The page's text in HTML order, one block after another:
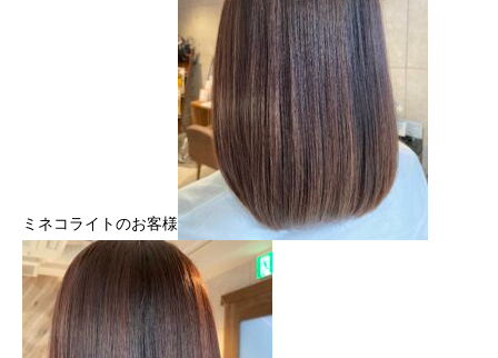
ミネコライトのお客様